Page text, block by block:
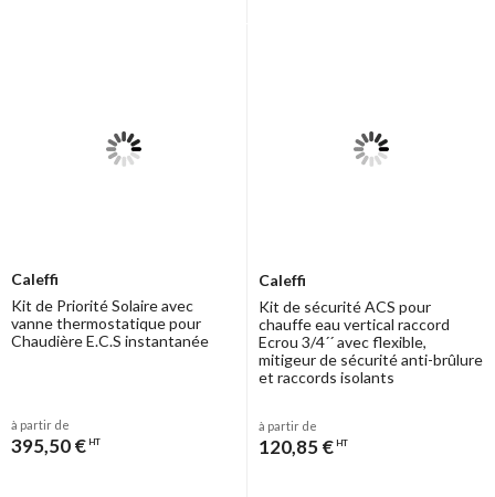
Caleffi
Kit de Priorité Solaire avec
vanne thermostatique pour
Chaudière E.C.S instantanée
à partir de
395,50 € HT
Caleffi
Kit de sécurité ACS pour
chauffe eau vertical raccord
Ecrou 3/4´´ avec flexible,
mitigeur de sécurité anti-brûlure
et raccords isolants
à partir de
120,85 € HT